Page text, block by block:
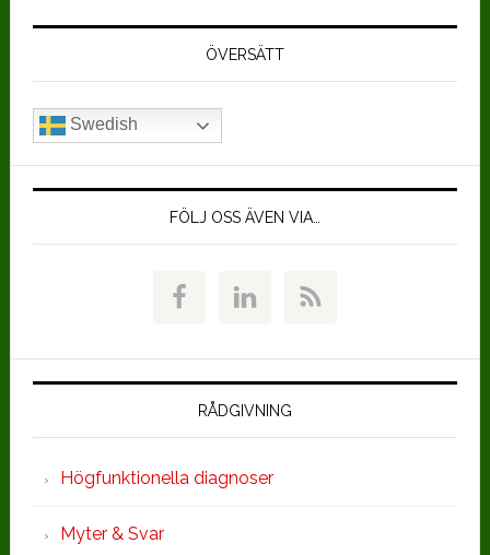
Primärt
ÖVERSÄTT
Swedish
FÖLJ OSS ÄVEN VIA…
RÅDGIVNING
Högfunktionella diagnoser
Myter & Svar